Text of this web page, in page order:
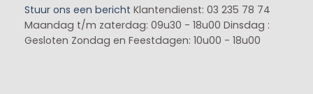
Stuur ons een bericht Klantendienst: 03 235 78 74
Maandag t/m zaterdag: 09u30 - 18u00 Dinsdag :
Gesloten Zondag en Feestdagen: 10u00 - 18u00